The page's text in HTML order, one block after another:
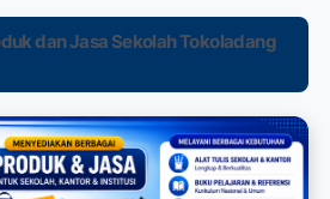
dan Jasa Sekolah Tokoladang